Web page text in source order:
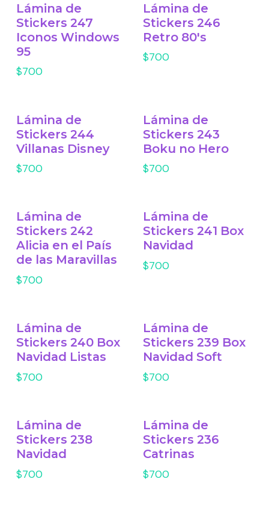
Lámina de
Stickers 247
Iconos Windows
95
$700
Lámina de
Stickers 246
Retro 80's
$700
Lámina de
Stickers 244
Villanas Disney
$700
Lámina de
Stickers 243
Boku no Hero
$700
Lámina de
Stickers 242
Alicia en el País
de las Maravillas
$700
Lámina de
Stickers 241 Box
Navidad
$700
Lámina de
Stickers 240 Box
Navidad Listas
$700
Lámina de
Stickers 239 Box
Navidad Soft
$700
Lámina de
Stickers 238
Navidad
$700
Lámina de
Stickers 236
Catrinas
$700